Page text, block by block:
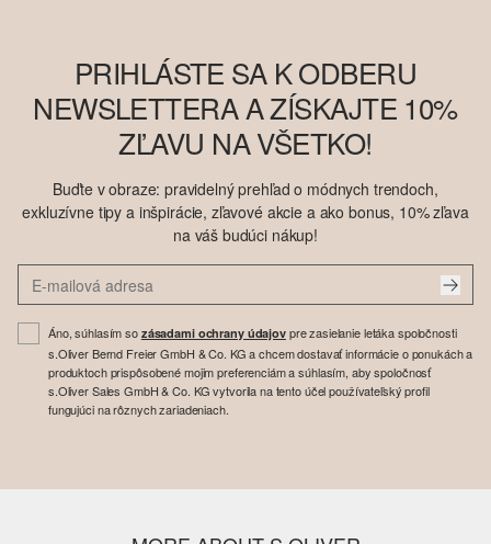
PRIHLÁSTE SA K ODBERU
NEWSLETTERA A ZÍSKAJTE 10%
ZĽAVU NA VŠETKO!
Buďte v obraze: pravidelný prehľad o módnych trendoch,
exkluzívne tipy a inšpirácie, zľavové akcie a ako bonus, 10% zľava
na váš budúci nákup!
Áno, súhlasím so zásadami ochrany údajovpre zasielanie letáka spoločnosti
s.Oliver Bernd Freier GmbH & Co. KG a chcem dostavať informácie o ponukách a
produktoch prispôsobené mojim preferenciám a súhlasím, aby spoločnosť
s.Oliver Sales GmbH & Co. KG vytvorila na tento účel používateľský profil
fungujúci na rôznych zariadeniach.